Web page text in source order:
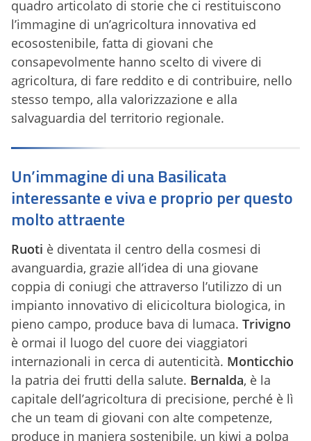
quadro articolato di storie che ci restituiscono
l’immagine di un’agricoltura innovativa ed
ecosostenibile, fatta di giovani che
consapevolmente hanno scelto di vivere di
agricoltura, di fare reddito e di contribuire, nello
stesso tempo, alla valorizzazione e alla
salvaguardia del territorio regionale.
Un’immagine di una Basilicata
interessante e viva e proprio per questo
molto attraente
Ruoti è diventata il centro della cosmesi di
avanguardia, grazie all’idea di una giovane
coppia di coniugi che attraverso l’utilizzo di un
impianto innovativo di elicicoltura biologica, in
pieno campo, produce bava di lumaca. Trivigno
è ormai il luogo del cuore dei viaggiatori
internazionali in cerca di autenticità. Monticchio
la patria dei frutti della salute. Bernalda, è la
capitale dell’agricoltura di precisione, perché è lì
che un team di giovani con alte competenze,
produce in maniera sostenibile, un kiwi a polpa